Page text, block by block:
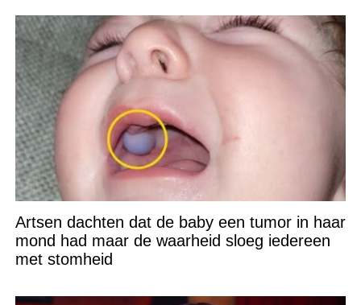
Artsen dachten dat de baby een tumor in haar
mond had maar de waarheid sloeg iedereen
met stomheid